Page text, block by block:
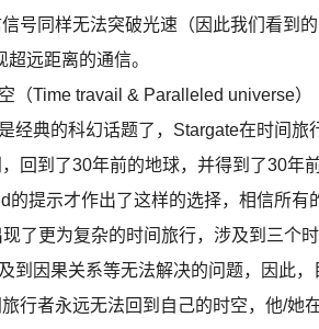
号同样无法突破光速（因此我们看到
远距离的通信。
（Time travail & Paralleled universe）
经典的科幻话题了，Stargate在时间旅
回到了30年前的地球，并得到了30年
的提示才作出了这样的选择，相信所
了更为复杂的时间旅行，涉及到三个
到因果关系等无法解决的问题，因此
行者永远无法回到自己的时空，他/她